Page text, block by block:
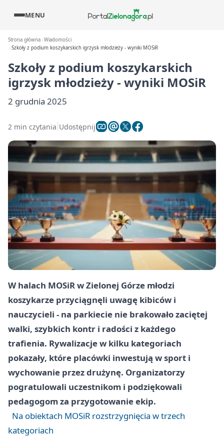
MENU
Strona główna Wiadomości
Szkoły z podium koszykarskich igrzysk młodzieży - wyniki MOSiR
Szkoły z podium koszykarskich
igrzysk młodzieży - wyniki MOSiR
2 grudnia 2025
2 min czytania Udostępnij
W halach MOSiR w Zielonej Górze młodzi
koszykarze przyciągnęli uwagę kibiców i
nauczycieli - na parkiecie nie brakowało zaciętej
walki, szybkich kontr i radości z każdego
trafienia. Rywalizacje w kilku kategoriach
pokazały, które placówki inwestują w sport i
wychowanie przez drużynę. Organizatorzy
pogratulowali uczestnikom i podziękowali
pedagogom za przygotowanie ekip.
Na obiektach MOSiR rozstrzygnięcia w trzech
kategoriach